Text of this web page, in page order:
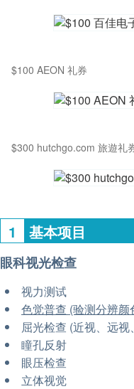
$100 AEON 礼券
$300 hutchgo.com 旅遊礼
1 基本项目
眼科视光检查
视力测试
色觉普查 (验测分辨颜
屈光检查 (近视、远
瞳孔反射
眼压检查
立体视觉